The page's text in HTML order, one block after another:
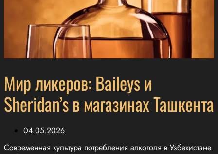
Мир ликеров: Baileys и
Sheridan’s в магазинах Ташкента
04.05.2026
Современная культура потребления алкоголя в Узбекистане